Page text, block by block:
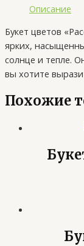
Описание
Букет цветов
ярких,
солнце и тепле.
вы хотите
Похожие